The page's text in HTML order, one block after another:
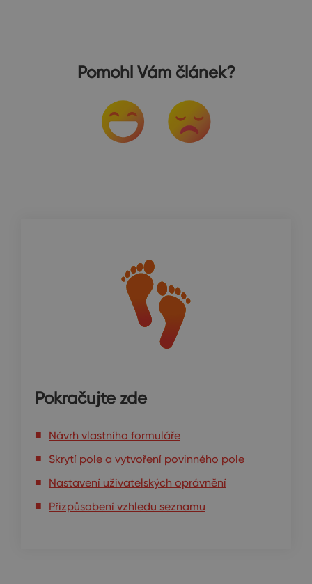
Pomohl Vám článek?
Pokračujte zde
Návrh vlastního formuláře
Skrytí pole a vytvoření povinného pole
Nastavení uživatelských oprávnění
Přizpůsobení vzhledu seznamu